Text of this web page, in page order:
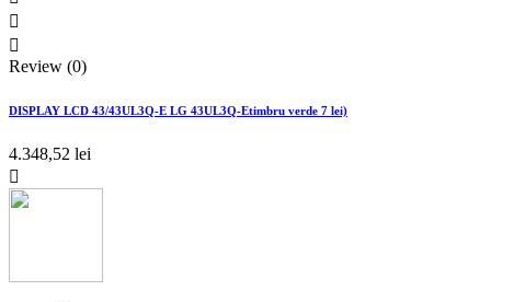


Review (0)
DISPLAY LCD 43/43UL3Q-E LG 43UL3Q-Etimbru verde 7 lei)
4.348,52 lei
